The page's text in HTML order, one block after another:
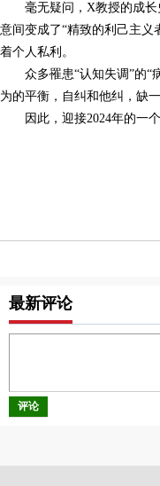
毫无疑问，X教授的成
意间变成了“精致的利己主义
着个人私利。
众多罹患“认知失调”的
为的平衡，自纠和他纠，缺一
因此，迎接2024年的一
最新评论
评论